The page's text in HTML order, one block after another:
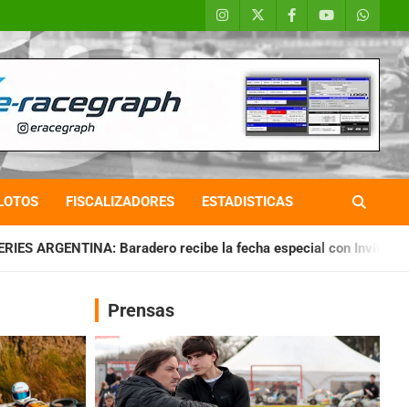
FISCALIZADORES ESTADISTICAS
recibe la fecha especial con Invitados CHAQUEÑO
Prensas